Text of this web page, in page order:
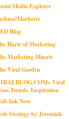
Media Explorer
Marketer
Blog
Harte of Marketing
Marketing Minute
Viral Garden
Viral
Inspiration
Ink Now
Strategy by Jeremiah